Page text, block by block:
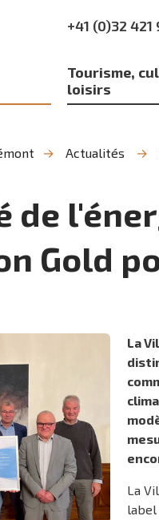
+41 (0)32 421
Tourisme,
loisirs
Actualités
de
Gold
La
La
label